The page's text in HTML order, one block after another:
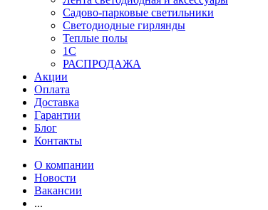
Садово-парковые светильники
Светодиодные гирлянды
Теплые полы
1С
РАСПРОДАЖА
Акции
Оплата
Доставка
Гарантии
Блог
Контакты
О компании
Новости
Вакансии
...